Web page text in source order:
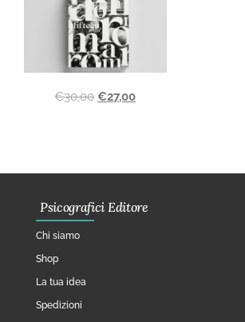
€30,00 €27,00
Psicografici Editore
Chi siamo
Shop
La tua idea
Spedizioni